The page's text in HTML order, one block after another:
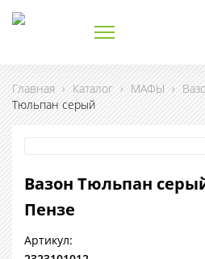
Главная › Каталог › МАФЫ ›
Тюльпан серый
Вазон Тюльпан
Пензе
Артикул: